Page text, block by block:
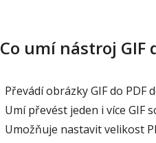
Co umí nástroj GIF
Převádí obrázky GIF do PDF
Umí převést jeden i více GIF
Umožňuje nastavit velikost